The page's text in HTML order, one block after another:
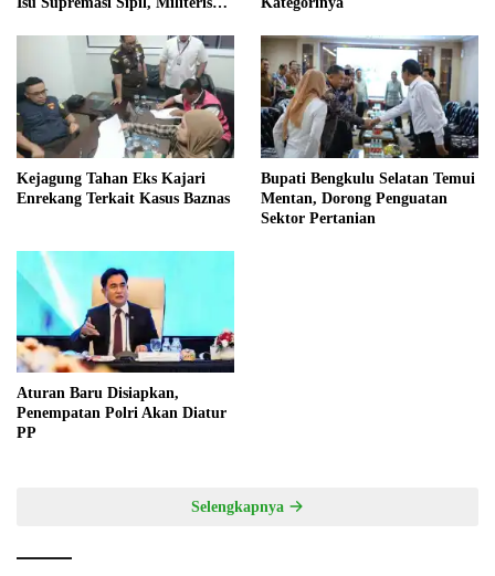
Kejagung Tahan Eks Kajari
Enrekang Terkait Kasus Baznas
Bupati Bengkulu Selatan Temui
Mentan, Dorong Penguatan
Sektor Pertanian
Aturan Baru Disiapkan,
Penempatan Polri Akan Diatur
PP
Selengkapnya